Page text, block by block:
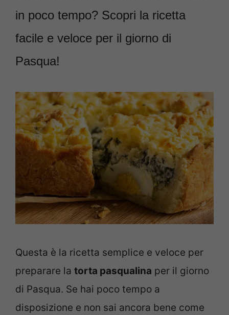
in poco tempo? Scopri la ricetta
facile e veloce per il giorno di
Pasqua!
Questa è la ricetta semplice e veloce per
preparare la torta pasqualina per il giorno
di Pasqua. Se hai poco tempo a
disposizione e non sai ancora bene come